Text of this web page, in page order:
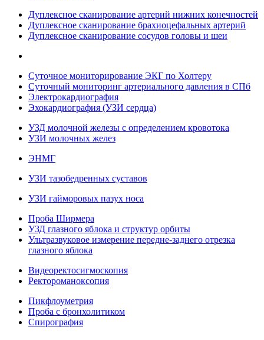
Дуплексное сканирование артерий нижних конечностей
Дуплексное сканирование брахиоцефальных артерий
Дуплексное сканирование сосудов головы и шеи
Суточное мониторирование ЭКГ по Холтеру
Суточный мониторинг артериального давления в СПб
Электрокардиография
Эхокардиография (УЗИ сердца)
УЗД молочной железы с определением кровотока
УЗИ молочных желез
ЭНМГ
УЗИ тазобедренных суставов
УЗИ гайморовых пазух носа
Проба Ширмера
УЗД глазного яблока и структур орбиты
Ультразвуковое измерение передне-заднего отрезка
глазного яблока
Видеоректосигмоскопия
Ректороманоксопия
Пикфлоуметрия
Проба с бронхолитиком
Спирография